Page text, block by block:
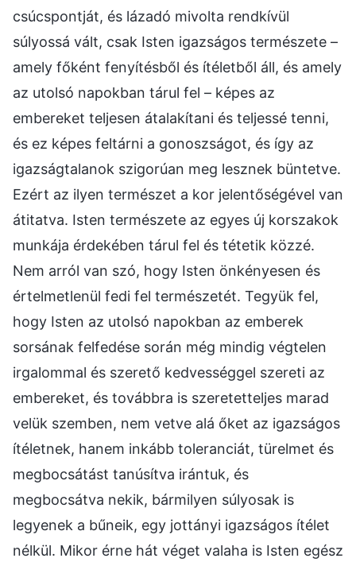
csúcspontját, és lázadó mivolta rendkívül
súlyossá vált, csak Isten igazságos természete –
amely főként fenyítésből és ítéletből áll, és amely
az utolsó napokban tárul fel – képes az
embereket teljesen átalakítani és teljessé tenni,
és ez képes feltárni a gonoszságot, és így az
igazságtalanok szigorúan meg lesznek büntetve.
Ezért az ilyen természet a kor jelentőségével van
átitatva. Isten természete az egyes új korszakok
munkája érdekében tárul fel és tétetik közzé.
Nem arról van szó, hogy Isten önkényesen és
értelmetlenül fedi fel természetét. Tegyük fel,
hogy Isten az utolsó napokban az emberek
sorsának felfedése során még mindig végtelen
irgalommal és szerető kedvességgel szereti az
embereket, és továbbra is szeretetteljes marad
velük szemben, nem vetve alá őket az igazságos
ítéletnek, hanem inkább toleranciát, türelmet és
megbocsátást tanúsítva irántuk, és
megbocsátva nekik, bármilyen súlyosak is
legyenek a bűneik, egy jottányi igazságos ítélet
nélkül. Mikor érne hát véget valaha is Isten egész